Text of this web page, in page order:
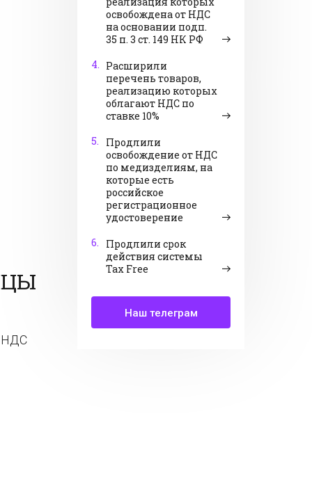
освобождена от НДС
на основании подп.
35 п. 3 ст. 149 НК РФ
4. Расширили
перечень товаров,
реализацию которых
облагают НДС по
ставке 10%
5.
Продлили
освобождение от НДС
по медизделиям, на
которые есть
российское
регистрационное
удостоверение
6.
Продлили срок
действия системы
Tax Free
Наш телеграм
НДС